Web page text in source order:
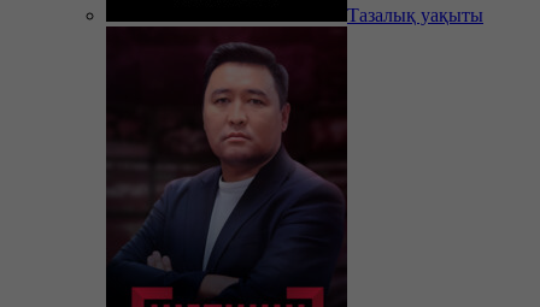
Тазалық уақыты